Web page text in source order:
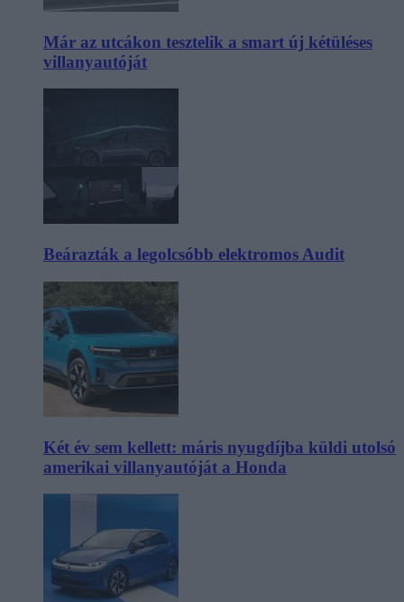
Már az utcákon tesztelik a smart új kétüléses
villanyautóját
Beárazták a legolcsóbb elektromos Audit
Két év sem kellett: máris nyugdíjba küldi utolsó
amerikai villanyautóját a Honda